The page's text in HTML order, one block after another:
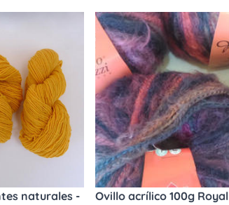
naturales -
Ovillo acrílico 100g Royal